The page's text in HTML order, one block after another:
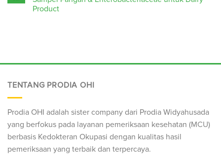
Product
TENTANG PRODIA OHI
Prodia OHI adalah sister company dari Prodia Widyahusada
yang berfokus pada layanan pemeriksaan kesehatan (MCU)
berbasis Kedokteran Okupasi dengan kualitas hasil
pemeriksaan yang terbaik dan terpercaya.